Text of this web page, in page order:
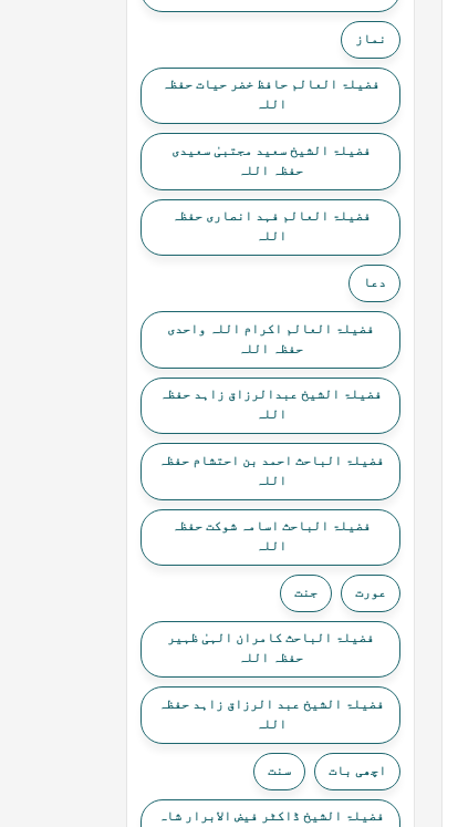
نماز
فضیلۃ العالم حافظ خضر حیات حفظہ
اللہ
فضیلۃ الشیخ سعید مجتبیٰ سعیدی
حفظہ اللہ
فضیلۃ العالم فہد انصاری حفظہ
اللہ
دعا
فضیلۃ العالم اکرام اللہ واحدی
حفظہ اللہ
فضیلۃ الشیخ عبدالرزاق زاہد حفظہ
اللہ
فضیلۃ الباحث احمد بن احتشام حفظہ
اللہ
فضیلۃ الباحث اسامہ شوکت حفظہ
اللہ
عورت جنت
فضیلۃ الباحث کامران الہیٰ ظہیر
حفظہ اللہ
فضیلۃ الشیخ عبد الرزاق زاہد حفظہ
اللہ
اچھی بات سنت
فضیلۃ الشیخ ڈاکٹر فیض الابرار شاہ